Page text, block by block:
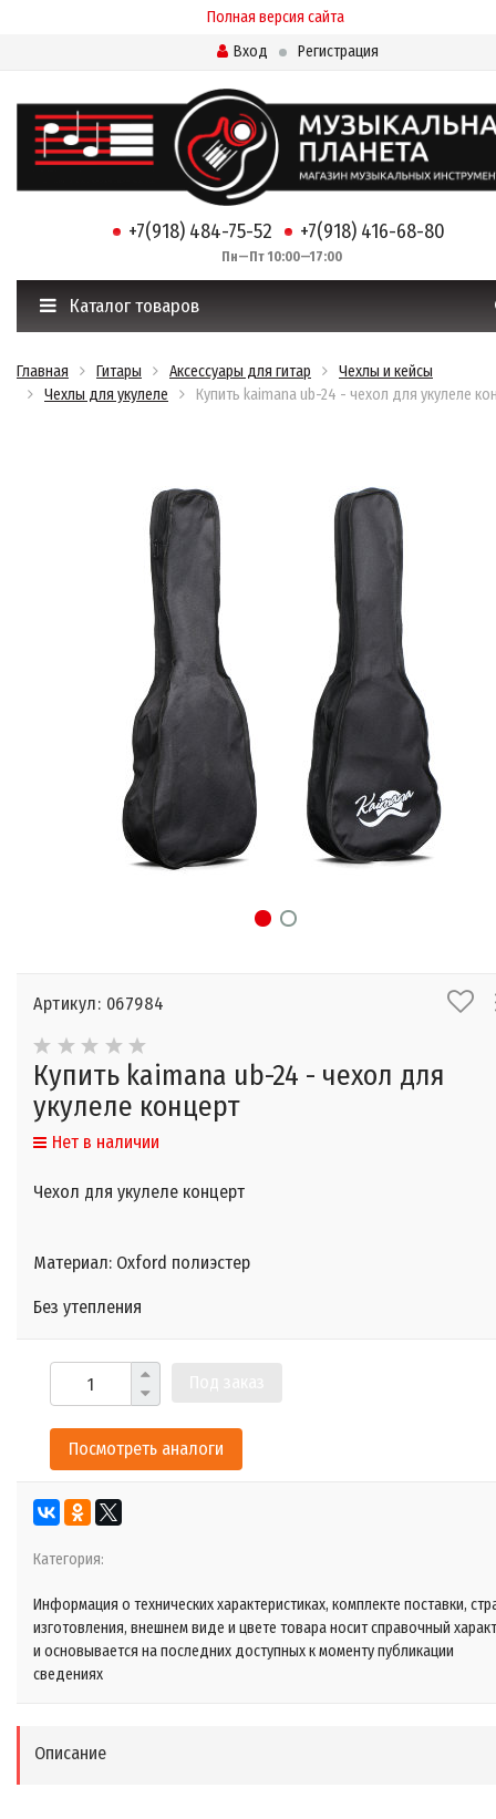
Полная версия сайта
Вход
Регистрация
+7(918) 484-75-52 +7(918) 416-68-80
Пн—Пт 10:00—17:00
Каталог товаров
Главная Гитары Аксессуары для гитар
Чехлы и кейсы
Чехлы для укулеле
Купить kaimana ub-24 - чехол для укулеле
Артикул: 067984
Купить kaimana ub-24 - чехол для
укулеле концерт
Нет в наличии
Чехол для укулеле концерт
Материал: Oxford полиэстер
Без утепления
Посмотреть аналоги
Категория:
Информация о технических характеристиках, комплекте поставки,
изготовления, внешнем виде и цвете товара носит справочный
и основывается на последних доступных к моменту публикации
сведениях
Описание